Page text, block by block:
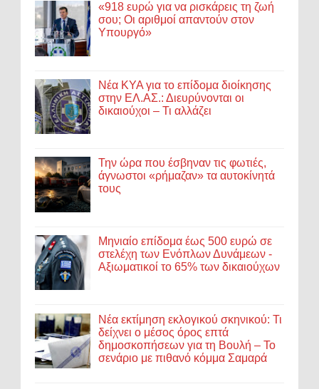
«918 ευρώ για να ρισκάρεις τη ζωή
σου; Οι αριθμοί απαντούν στον
Υπουργό»
Νέα ΚΥΑ για το επίδομα διοίκησης
στην ΕΛ.ΑΣ.: Διευρύνονται οι
δικαιούχοι – Τι αλλάζει
Την ώρα που έσβηναν τις φωτιές,
άγνωστοι «ρήμαζαν» τα αυτοκίνητά
τους
Μηνιαίο επίδομα έως 500 ευρώ σε
στελέχη των Ενόπλων Δυνάμεων -
Αξιωματικοί το 65% των δικαιούχων
Νέα εκτίμηση εκλογικού σκηνικού: Τι
δείχνει ο μέσος όρος επτά
δημοσκοπήσεων για τη Βουλή – Το
σενάριο με πιθανό κόμμα Σαμαρά